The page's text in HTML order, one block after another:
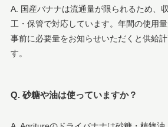
A. 国産バナナは流通量が限られるため、
工・保管で対応しています。年間の使用量
事前に必要量をお知らせいただくと供給
す。
Q. 砂糖や油は使っていますか？